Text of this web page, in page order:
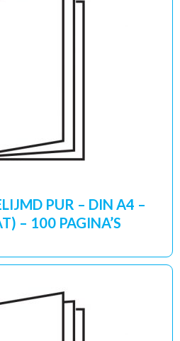
PUR – DIN A4 –
– 100 PAGINA’S